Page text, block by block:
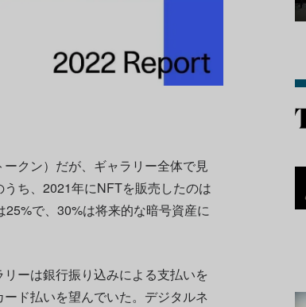
クン）だが、ギャラリー全体で見
ち、2021年にNFTを販売したのは
で、30%は将来的な暗号資産に
ーは銀行振り込みによる支払いを
ド払いを望んでいた。デジタルネ